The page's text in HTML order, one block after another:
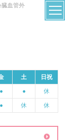
臓血管外
土 日祝
● ● 休
● 休 休